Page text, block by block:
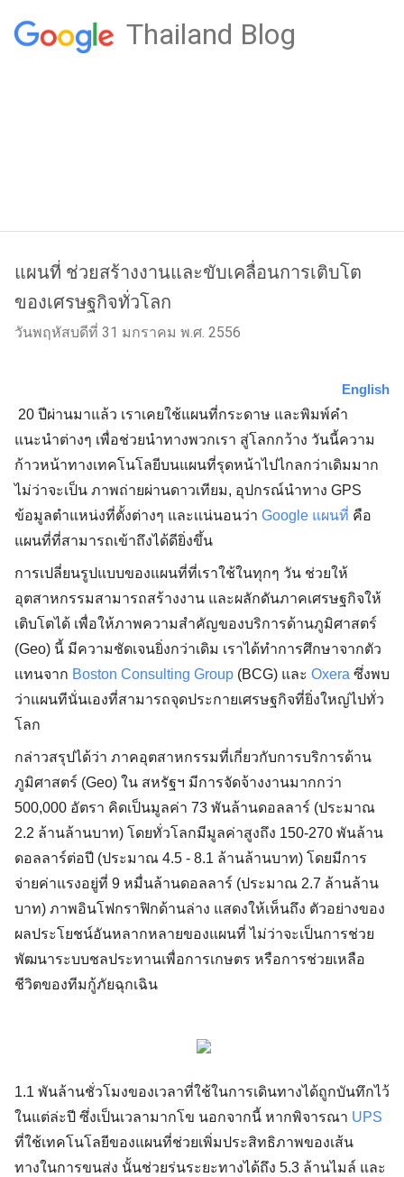
Thailand Blog
แผนที่ ช่วยสร้างงานและขับเคลื่อนการเติบโต
ของเศรษฐกิจทั่วโลก
วันพฤหัสบดีที่ 31 มกราคม พ.ศ. 2556
English
20 ปีผ่านมาแล้ว เราเคยใช้แผนที่กระดาษ และพิมพ์คำ
แนะนำต่างๆ เพื่อช่วยนำทางพวกเรา สู่โลกกว้าง วันนี้ความ
ก้าวหน้าทางเทคโนโลยีบนแผนที่รุดหน้าไปไกลกว่าเดิมมาก
ไม่ว่าจะเป็น ภาพถ่ายผ่านดาวเทียม, อุปกรณ์นำทาง GPS
ข้อมูลตำแหน่งที่ตั้งต่างๆ และเเน่นอนว่า Google แผนที่ คือ
แผนที่ที่สามารถเข้าถึงได้ดียิ่งขึ้น
การเปลี่ยนรูปแบบของแผนที่ที่เราใช้ในทุกๆ วัน ช่วยให้
อุตสาหกรรมสามารถสร้างงาน และผลักดันภาคเศรษฐกิจให้
เติบโตได้ เพื่อให้ภาพความสำคัญของบริการด้านภูมิศาสตร์
(Geo) นี้ มีความชัดเจนยิ่งกว่าเดิม เราได้ทำการศึกษาจากตัว
เเทนจาก Boston Consulting Group (BCG) และ Oxera ซึ่งพบ
ว่าแผนทีนั่นเองที่สามารถจุดประกายเศรษฐกิจที่ยิ่งใหญ่ไปทั่ว
โลก
กล่าวสรุปได้ว่า ภาคอุตสาหกรรมที่เกี่ยวกับการบริการด้าน
ภูมิศาสตร์ (Geo) ใน สหรัฐฯ มีการจัดจ้างงานมากกว่า
500,000 อัตรา คิดเป็นมูลค่า 73 พันล้านดอลลาร์ (ประมาณ
2.2 ล้านล้านบาท) โดยทั่วโลกมีมูลค่าสูงถึง 150-270 พันล้าน
ดอลลาร์ต่อปี (ประมาณ 4.5 - 8.1 ล้านล้านบาท) โดยมีการ
จ่ายค่าแรงอยู่ที่ 9 หมื่นล้านดอลลาร์ (ประมาณ 2.7 ล้านล้าน
บาท) ภาพอินโฟกราฟิกด้านล่าง แสดงให้เห็นถึง ตัวอย่างของ
ผลประโยชน์อันหลากหลายของแผนที่ ไม่ว่าจะเป็นการช่วย
พัฒนาระบบชลประทานเพื่อการเกษตร หรือการช่วยเหลือ
ชีวิตของทีมกู้ภัยฉุกเฉิน
1.1 พันล้านชั่วโมงของเวลาที่ใช้ในการเดินทางได้ถูกบันทึกไว้
ในแต่ล่ะปี ซึ่งเป็นเวลามากโข นอกจากนี้ หากพิจารณา UPS
ที่ใช้เทคโนโลยีของแผนที่ช่วยเพิ่มประสิทธิภาพของเส้น
ทางในการขนส่ง นั้นช่วยร่นระยะทางได้ถึง 5.3 ล้านไมล์ และ